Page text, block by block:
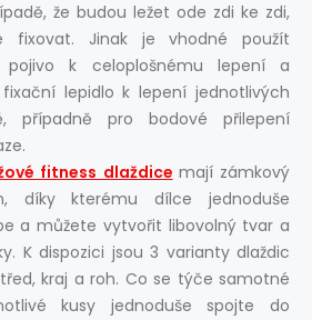
že budou ležet ode zdi ke zdi,
fixovat. Jinak je vhodné použít
pojivo k celoplošnému lepení a
lepidlo k lepení jednotlivých
případně pro bodové přilepení
fitness dlaždice mají zámkový
díky kterému dílce jednoduše
a můžete vytvořit libovolný tvar a
K dispozici jsou 3 varianty dlaždic
kraj a roh. Co se týče samotné
kusy jednoduše spojte do